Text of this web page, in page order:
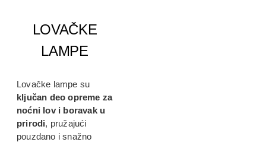
LOVAČKE
LAMPE
Lovačke lampe su
ključan deo opreme za
noćni lov i boravak u
prirodi, pružajući
pouzdano i snažno